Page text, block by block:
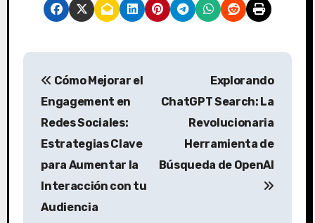
N
Cómo Mejorar el
Engagement en
Redes Sociales:
Estrategias Clave
para Aumentar la
Interacción con tu
Audiencia
Explorando
ChatGPT Search: La
Revolucionaria
Herramienta de
Búsqueda de OpenAI